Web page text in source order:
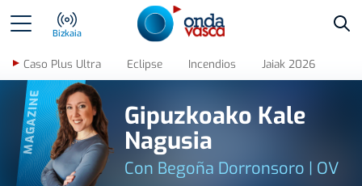
Bizkaia
Caso Plus Ultra Eclipse Incendios Jaiak 2026
MAGAZINE
Gipuzkoako Kale
Nagusia
Con Begoña Dorronsoro | OV